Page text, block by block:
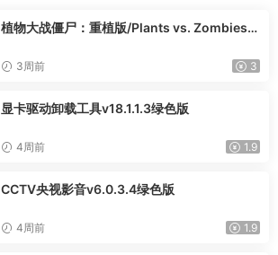
植物大战僵尸：重植版/Plants vs. Zombies:
3周前 3
显卡驱动卸载工具v18.1.1.3绿色版
4周前 1.9
CCTV央视影音v6.0.3.4绿色版
4周前 1.9